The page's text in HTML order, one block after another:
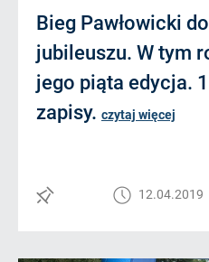
Bieg Pawłowicki
jubileuszu. W tym
jego piąta edycja.
zapisy. czytaj więcej
12.04.2019